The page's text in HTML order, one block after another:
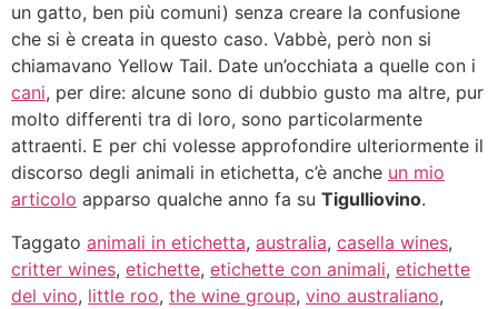
un gatto, ben più comuni) senza creare la confusione
che si è creata in questo caso. Vabbè, però non si
chiamavano Yellow Tail. Date un’occhiata a quelle con i
cani, per dire: alcune sono di dubbio gusto ma altre, pur
molto differenti tra di loro, sono particolarmente
attraenti. E per chi volesse approfondire ulteriormente il
discorso degli animali in etichetta, c’è anche un mio
articolo apparso qualche anno fa su Tigulliovino.
Taggato animali in etichetta, australia, casella wines,
critter wines, etichette, etichette con animali, etichette
del vino, little roo, the wine group, vino australiano,